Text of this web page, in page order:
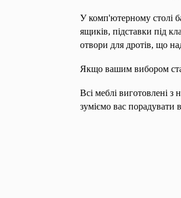
У комп'ютерному столі
ящиків, підставки під
отвори для дротів, що
Якщо вашим вибором
Всі меблі виготовлені з
зуміємо вас